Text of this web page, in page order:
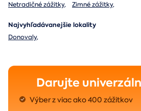
Netradičné zážitky, Zimné zážitky,
Najvyhľadávanejšie lokality
Donovaly,
Darujte
Výber z viac ako 400 zážitkov